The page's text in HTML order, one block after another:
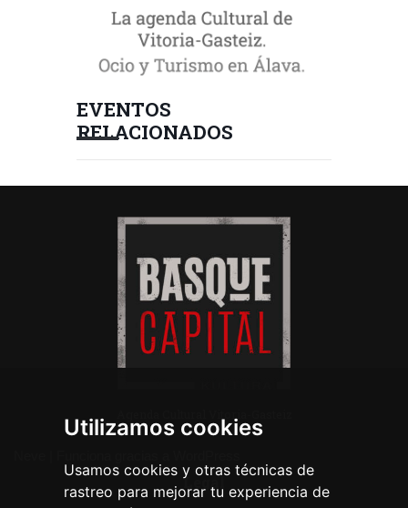
Utilizamos cookies
Usamos cookies y otras técnicas de
rastreo para mejorar tu experiencia de
EVENTOS
RELACIONADOS
Legal